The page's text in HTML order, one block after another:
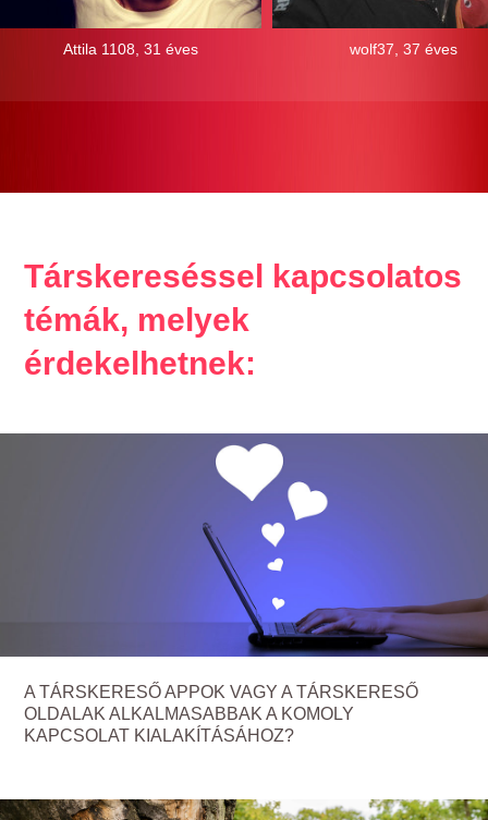
Attila 1108, 31 éves wolf37, 37 éves
Társkereséssel kapcsolatos
témák, melyek
érdekelhetnek:
A TÁRSKERESŐ APPOK VAGY A TÁRSKERESŐ
OLDALAK ALKALMASABBAK A KOMOLY
KAPCSOLAT KIALAKÍTÁSÁHOZ?